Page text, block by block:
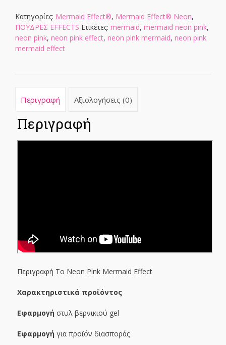
Κατηγορίες: Mermaid Effect®, Mermaid Effect® Neon,
ΠΟΥΔΡΕΣ EFFECTS Ετικέτες: mermaid, mermaid neon pink,
neon pink, neon pink effect, neon pink mermaid, neon pink
mermaid effect
Περιγραφή Αξιολογήσεις (0)
Περιγραφή
Περιγραφή Το Neon Pink Mermaid Effect
Χαρακτηριστικά προϊόντος
Εφαρμογήστυλ βερνικιού gel
Εφαρμογήγια προϊόν διασποράς